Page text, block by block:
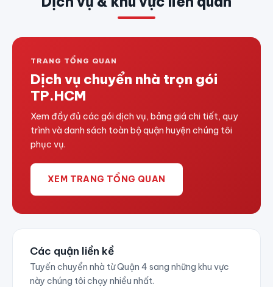
TRANG TỔNG QUAN
Dịch vụ chuyển nhà trọn gói
TP.HCM
Xem đầy đủ các gói dịch vụ, bảng giá chi tiết, quy
trình và danh sách toàn bộ quận huyện chúng tôi
phục vụ.
XEM TRANG TỔNG QUAN
Các quận liền kề
Tuyến chuyển nhà từ Quận 4 sang những khu vực
này chúng tôi chạy nhiều nhất.